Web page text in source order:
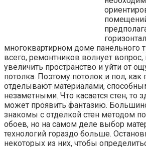
многоквартирном доме панельного
всего, ремонтников волнует вопрос,
увеличить пространство и уйти от
потолка. Поэтому потолок и пол, как
отделывают материалами,
незаметными. Что касается стен, то
может проявить фантазию.
знакомы с отделкой стен методом
обоев, но на самом деле выбор
технологий гораздо больше.
некоторых из них, чтобы